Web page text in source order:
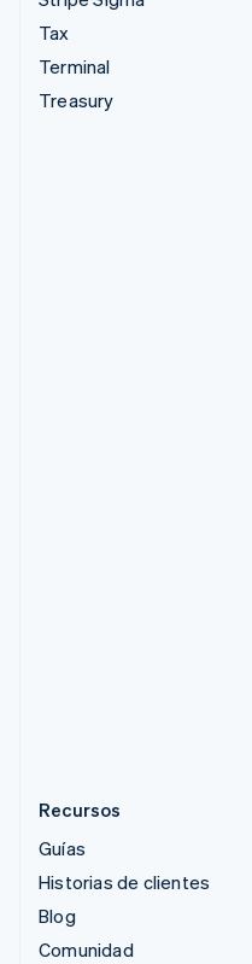
Tax
Terminal
Treasury
Recursos
Guías
Historias de clientes
Blog
Comunidad